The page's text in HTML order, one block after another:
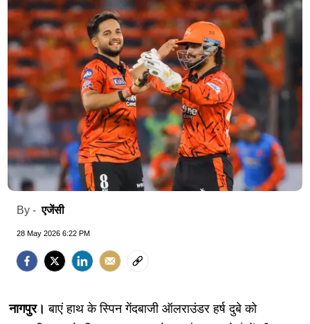
By -एजेंसी
28 May 2026 6:22 PM
नागपुर। बाएं हाथ के स्पिन गेंदबाजी ऑलराउंडर हर्ष दुबे को